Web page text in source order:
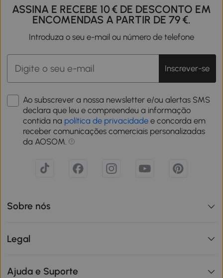
ASSINA E RECEBE 10 € DE DESCONTO EM
ENCOMENDAS A PARTIR DE 79 €.
Introduza o seu e-mail ou número de telefone
Inscrever-se
Ao subscrever a nossa newsletter e/ou alertas SMS
declara que leu e compreendeu a informação
contida na política de privacidade e concorda em
receber comunicações comerciais personalizadas
da AOSOM.
Sobre nós
Legal
Ajuda e Suporte